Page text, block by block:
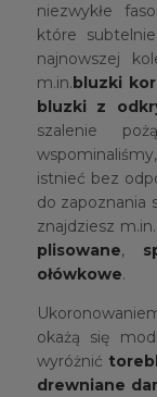
niezwykłe
które
najnowszej
m.in. bluzki
bluzki z
szalenie
istnieć bez
do zapoznania
znajdziesz m.in.
plisowane,
ołówkowe.
okażą się
wyróżnić
drewniane